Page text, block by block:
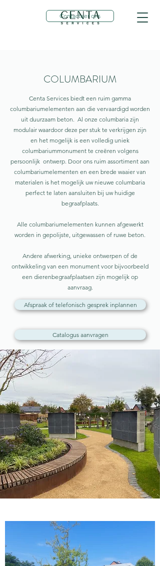
Contacteer ons
COLUMBARIUM
Centa Services biedt een ruim gamma
columbariumelementen aan die vervaardigd worden
uit duurzaam beton. Al onze columbaria zijn
modulair waardoor deze per stuk te verkrijgen zijn
en het mogelijk is een volledig uniek
columbariummonument te creëren volgens
persoonlijk ontwerp. Door ons ruim assortiment aan
columbariumelementen en een brede waaier van
materialen is het mogelijk uw nieuwe columbaria
perfect te laten aansluiten bij uw huidige
begraafplaats.
Alle columbariumelementen kunnen afgewerkt
worden in gepolijste, uitgewassen of ruwe beton.
Andere afwerking, unieke ontwerpen of de
ontwikkeling van een monument voor bijvoorbeeld
een dierenbegraafplaatsen zijn mogelijk op
aanvraag.
Afspraak of telefonisch gesprek inplannen
Catalogus aanvragen